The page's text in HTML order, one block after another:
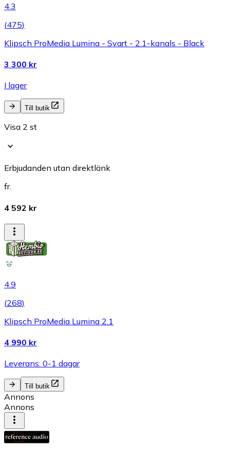
4.3
(475)
Klipsch ProMedia Lumina - Svart - 2.1-kanals - Black
3 300 kr
I lager
Till butik
Visa 2 st
Erbjudanden utan direktlänk
fr.
4 592 kr
4.9
(268)
Klipsch ProMedia Lumina 2.1
4 990 kr
Leverans: 0-1 dagar
Till butik
Annons
Annons